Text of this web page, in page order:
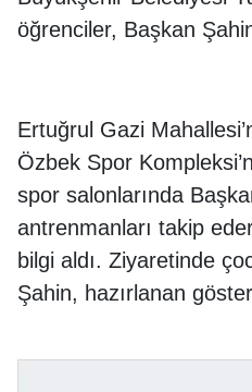
öğrenciler, Başkan
Ertuğrul Gazi
Özbek Spor
spor salonlarında
antrenmanları takip
bilgi aldı. Ziyaretinde
Şahin, hazırlanan